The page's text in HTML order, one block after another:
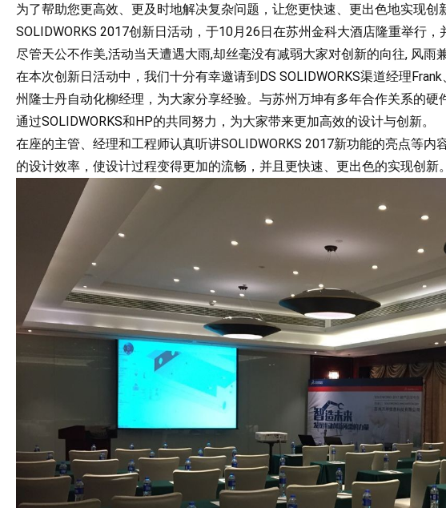
为了帮助您更高效、更及时地解决复杂问题，让您更快速、更出色地实现
SOLIDWORKS 2017创新日活动，于10月26日在苏州金科大酒店隆重举行，
尽管天公不作美,活动当天遭遇大雨,却丝毫没有减弱大家对创新的向往, 风雨
在本次创新日活动中，我们十分有幸邀请到DS SOLIDWORKS渠道经理
州隆士丹自动化柳经理，为大家分享经验。与苏州万坤有多年合作关系的
通过SOLIDWORKS和HP的共同努力，为大家带来更加高效的设计与创新。
在座的主管、经理和工程师认真听讲SOLIDWORKS 2017新功能的亮点等内
的设计效率，使设计过程变得更加的流畅，并且更快速、更出色的实现创新。